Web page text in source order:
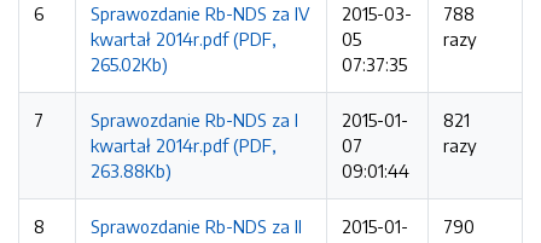
6
Sprawozdanie Rb-NDS za IV
kwartał 2014r.pdf (PDF,
265.02Kb)
2015-03-
05
07:37:35
788
razy
7
Sprawozdanie Rb-NDS za I
kwartał 2014r.pdf (PDF,
263.88Kb)
2015-01-
07
09:01:44
821
razy
8
Sprawozdanie Rb-NDS za II
2015-01-
790